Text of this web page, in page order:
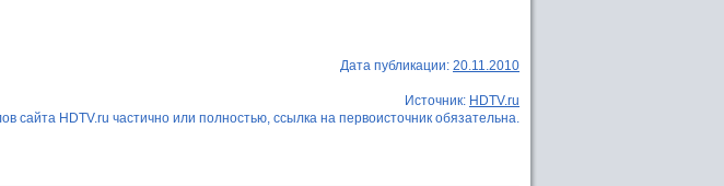
Дата публикации: 20.11.2010
Источник: HDTV.ru
сайта HDTV.ru частично или полностью, ссылка на первоисточник обязательна.